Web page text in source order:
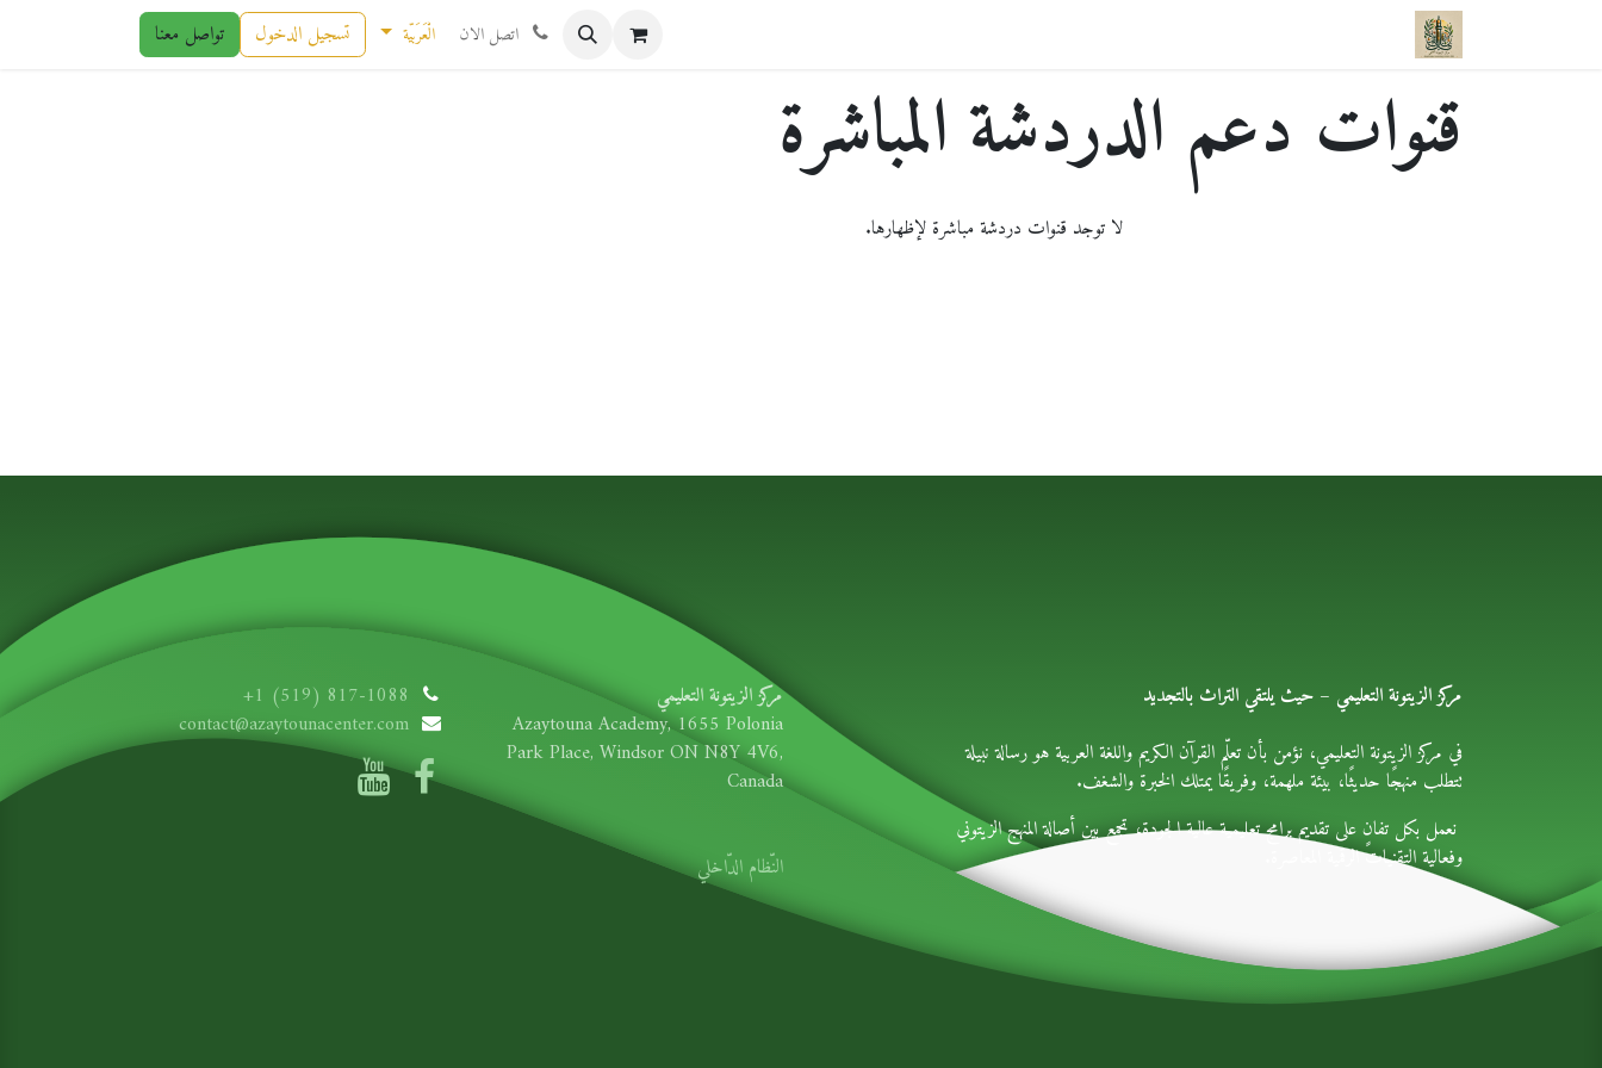
اتصل الان الْعَرَبيّة تسجيل الدخول تواصل معنا
قنوات دعم الدردشة المباشرة
لا توجد قنوات دردشة مباشرة لإظهارها.
مركز الزيتونة التعليمي – حيث يلتقي التراث بالتجديد
في مركز الزيتونة التعليمي، نؤمن بأن تعلّم القرآن الكريم واللغة العربية هو رسالة نبيلة
تتطلب منهجًا حديثًا، بيئة ملهمة، وفريقًا يمتلك الخبرة والشغف.
نعمل بكل تفانٍ على تقديم برامج تعليمية عالية الجودة، تجمع بين أصالة المنهج الزيتوني
وفعالية التقنيات الرقمية المعاصرة.
مركز الزيتونة التعليمي
Azaytouna Academy, 1655 Polonia
Park Place, Windsor ON N8Y 4V6,
Canada
النّظام الدّاخلي
+1 (519) 817-1088
contact@azaytounacenter.com